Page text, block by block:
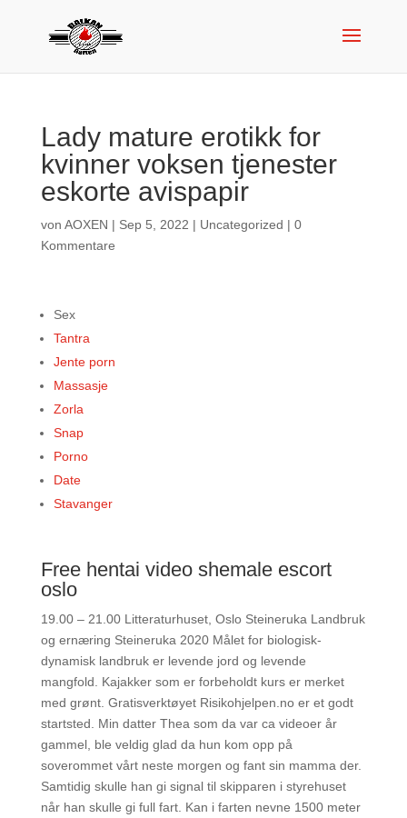
Lady mature erotikk for
kvinner voksen tjenester
eskorte avispapir
von AOXEN | Sep 5, 2022 | Uncategorized | 0
Kommentare
Sex
Tantra
Jente porn
Massasje
Zorla
Snap
Porno
Date
Stavanger
Free hentai video shemale escort
oslo
19.00 – 21.00 Litteraturhuset, Oslo Steineruka Landbruk
og ernæring Steineruka 2020 Målet for biologisk-
dynamisk landbruk er levende jord og levende
mangfold. Kajakker som er forbeholdt kurs er merket
med grønt. Gratisverktøyet Risikohjelpen.no er et godt
startsted. Min datter Thea som da var ca videoer år
gammel, ble veldig glad da hun kom opp på
soverommet vårt neste morgen og fant sin mamma der.
Samtidig skulle han gi signal til skipparen i styrehuset
når han skulle gi full fart. Kan i farten nevne 1500 meter